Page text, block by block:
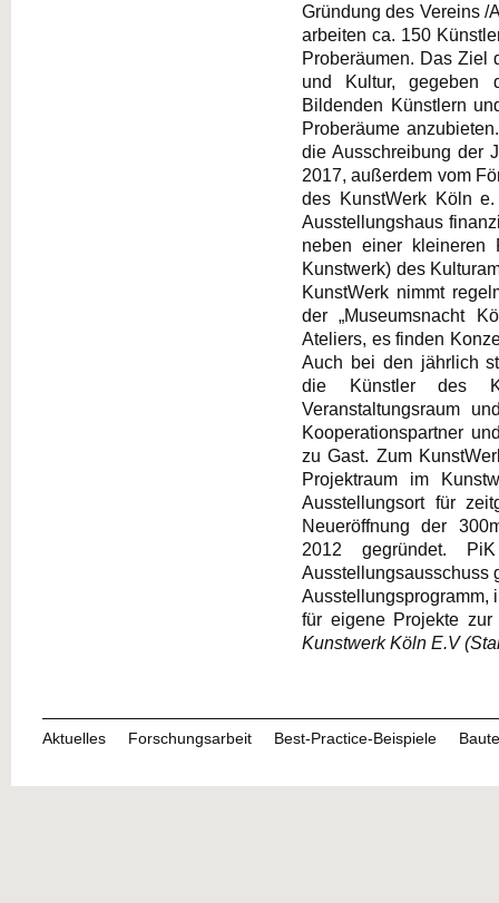
Gründung des Vereins /
arbeiten ca. 150
Proberäumen. Das Ziel
und Kultur, gegeben
Bildenden Künstlern
Proberäume
die Ausschreibung der
2017, außerdem vom
des KunstWerk Köln
Ausstellungshaus
neben einer kleineren
Kunstwerk) des
KunstWerk nimmt
der „Museumsnacht
Ateliers, es finden
Auch bei den jährlich
die Künstler des
Veranstaltungsraum
Kooperationspartner
zu Gast. Zum
Projektraum im
Ausstellungsort für
Neueröffnung der
2012 gegründet.
Ausstellungsausschuss
Ausstellungsprogramm,
für eigene Projekte
Kunstwerk Köln E.V
Aktuelles Forschungsarbeit Best-Practice-Beispiele